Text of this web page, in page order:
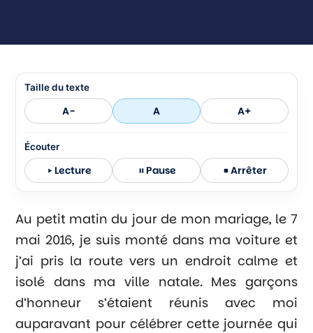
Taille du texte
A- A A+
Écouter
Lecture Pause Arrêter
Au petit matin du jour de mon mariage, le 7
mai 2016, je suis monté dans ma voiture et
j’ai pris la route vers un endroit calme et
isolé dans ma ville natale. Mes garçons
d’honneur s’étaient réunis avec moi
auparavant pour célébrer cette journée qui